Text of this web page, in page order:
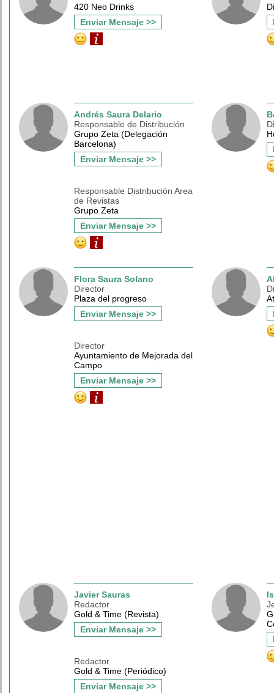
420 Neo Drinks
Enviar Mensaje >>
Andrés Saura Delario
Responsable de Distribución
Grupo Zeta (Delegación
Barcelona)
Enviar Mensaje >>
Responsable Distribución Area
de Revistas
Grupo Zeta
Enviar Mensaje >>
Flora Saura Solano
Director
Plaza del progreso
Enviar Mensaje >>
Director
Ayuntamiento de Mejorada del
Campo
Enviar Mensaje >>
Javier Sauras
Redactor
Gold & Time (Revista)
Enviar Mensaje >>
Redactor
Gold & Time (Periódico)
Enviar Mensaje >>